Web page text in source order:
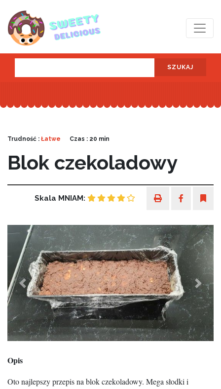
SZUKAJ
Trudność : Łatwe Czas : 20 min
Blok czekoladowy
Skala MNIAM:
Previous Next
Opis
Oto najlepszy przepis na blok czekoladowy. Mega słodki i